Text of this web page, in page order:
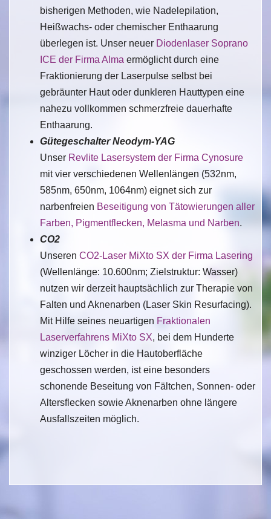
bisherigen Methoden, wie Nadelepilation,
Heißwachs- oder chemischer Enthaarung
überlegen ist. Unser neuer Diodenlaser Soprano
ICE der Firma Alma ermöglicht durch eine
Fraktionierung der Laserpulse selbst bei
gebräunter Haut oder dunkleren Hauttypen eine
nahezu vollkommen schmerzfreie dauerhafte
Enthaarung.
Gütegeschalter Neodym-YAG
Unser Revlite Lasersystem der Firma Cynosure
mit vier verschiedenen Wellenlängen (532nm,
585nm, 650nm, 1064nm) eignet sich zur
narbenfreien Beseitigung von Tätowierungen aller
Farben, Pigmentflecken, Melasma und Narben.
CO2
Unseren CO2-Laser MiXto SX der Firma Lasering
(Wellenlänge: 10.600nm; Zielstruktur: Wasser)
nutzen wir derzeit hauptsächlich zur Therapie von
Falten und Aknenarben (Laser Skin Resurfacing).
Mit Hilfe seines neuartigen Fraktionalen
Laserverfahrens MiXto SX, bei dem Hunderte
winziger Löcher in die Hautoberfläche
geschossen werden, ist eine besonders
schonende Beseitung von Fältchen, Sonnen- oder
Altersflecken sowie Aknenarben ohne längere
Ausfallszeiten möglich.